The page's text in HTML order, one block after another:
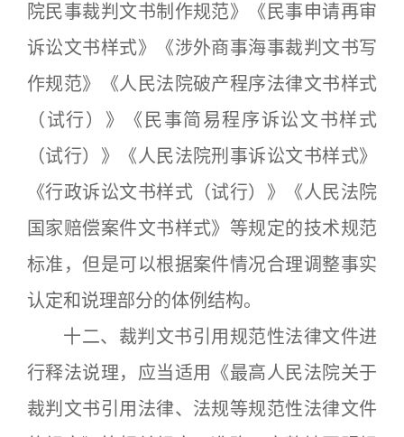
院民事裁判文书制作规范》《民事申请再审
诉讼文书样式》《涉外商事海事裁判文书写
作规范》《人民法院破产程序法律文书样式
（试行）》《民事简易程序诉讼文书样式
（试行）》《人民法院刑事诉讼文书样式》
《行政诉讼文书样式（试行）》《人民法院
国家赔偿案件文书样式》等规定的技术规范
标准，但是可以根据案件情况合理调整事实
认定和说理部分的体例结构。
十二、裁判文书引用规范性法律文件进
行释法说理，应当适用《最高人民法院关于
裁判文书引用法律、法规等规范性法律文件